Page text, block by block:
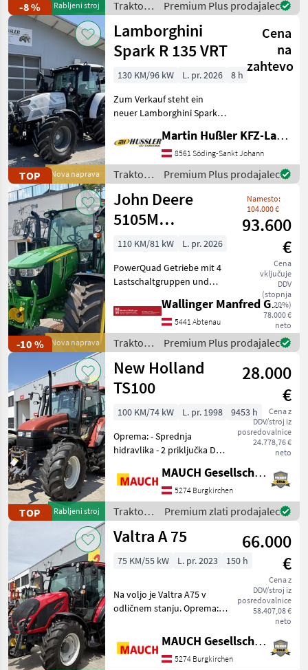
-8 % Rabljeni stroj
Stunden - **Leistung:** 131
PS **
Traktor /
New
Holland
Premium Plus prodajalec
TOP Nova naprava
Lamborghini
Spark R 135 VRT
Cena
na
zahtevo
130 KM/96 kW L. pr. 2026
8 h
Zum Verkauf steht ein
neuer Lamborghini Spark
Vollausstattung! •
FARMotion 45
Vierzylindermotor •
stufenloses 50km/h
Getriebe mit Powershuttle
Martin Hußler KFZ-Landtechnik
8561 Söding-Sankt Johann
Traktor /
Lamborghini
Premium Plus prodajalec
-10 % Nova naprava
John Deere
5105M
PowrQuad Plus
Namesto:
104.000 €
93.600
€
Cena
vključuje
DDV
(stopnja
20%)
78.000 €
neto
110 KM/81 kW
L. pr. 2026
PowerQuad Getriebe mit 4
Lastschaltgruppen und
Haupt und
Zusatzscheinwerfer
Zusatzscheinwerfer über
Blinkerleuchten
Teleskopspiegel Beifa
Wallinger Manfred GmbH.
5441 Abtenau
Traktor /
John
Deere
Premium Plus prodajalec
TOP Rabljeni stroj
New Holland
TS100
28.000
€
Cena z
DDV/stroj iz
posredovalnice
24.778,76 €
neto
100 KM/74 kW L. pr. 1998
9453 h
Oprema: - Sprednja
hidravlika - 2 priključka DW
krmilnik - 4 krmilniki DW
zadaj - DL povratni vod -
Klimatska naprava -
Pnevmatski sedež - Okro
MAUCH Gesellschaft m.b.H. & Co.KG
5274 Burgkirchen
Traktor /
New
Holland
Premium zlati prodajalec
Valtra A 75
66.000
€
Cena z
DDV/stroj iz
posredovalnice
58.407,08 €
neto
75 KM/55 kW L. pr. 2023 150 h
Na voljo je Valtra A75 v
odličnem stanju. Oprema: -
sprednji kardanski pogon -
hidravlični zavorni ventil -
ABS - 5 krmilnih enot DW -
MAUCH Gesellschaft m.b.H. & Co.KG
5274 Burgkirchen